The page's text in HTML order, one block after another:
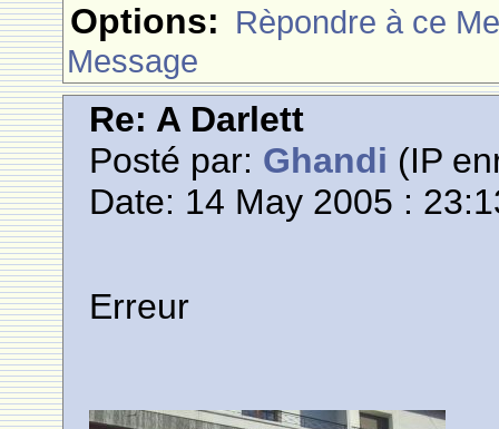
Options: Rèpondre à ce
Message
Re: A Darlett
Posté par: Ghandi (IP
Date: 14 May 2005 :
Erreur